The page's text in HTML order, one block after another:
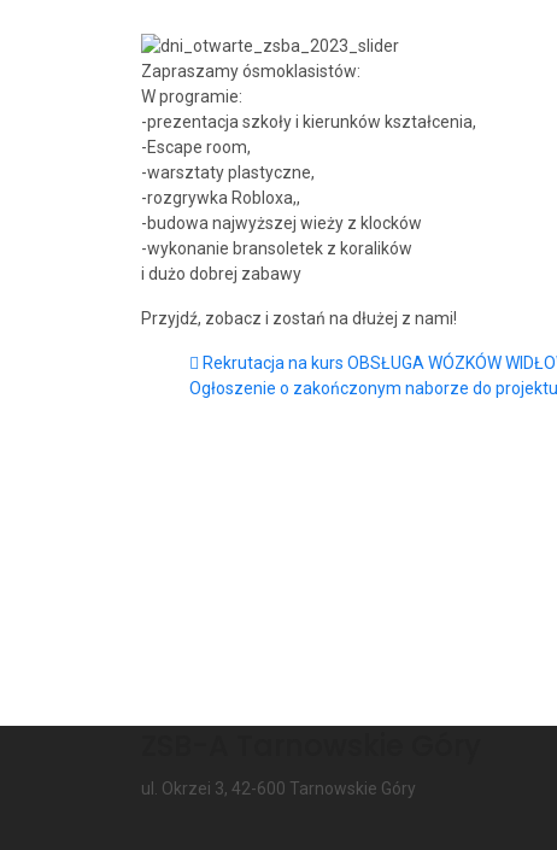
Zapraszamy ósmoklasistów:
W programie:
-prezentacja szkoły i kierunków kształcenia,
-Escape room,
-warsztaty plastyczne,
-rozgrywka Robloxa,,
-budowa najwyższej wieży z klocków
-wykonanie bransoletek z koralików
i dużo dobrej zabawy
Przyjdź, zobacz i zostań na dłużej z nami!
Rekrutacja na kurs OBSŁUGA WÓZKÓW
Ogłoszenie o zakończonym naborze do projektu
ul. Okrzei 3, 42-600 Tarnowskie Góry